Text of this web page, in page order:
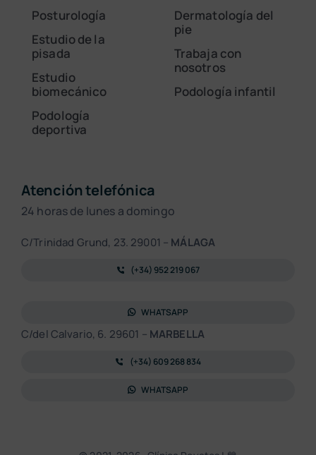
Posturología
Estudio de la
pisada
Estudio
biomecánico
Podología
deportiva
Dermatología del
pie
Trabaja con
nosotros
Podología infantil
Atención telefónica
24 horas de lunes a domingo
C/Trinidad Grund, 23. 29001 – MÁLAGA
(+34) 952 219 067
WHATSAPP
C/del Calvario, 6. 29601 – MARBELLA
(+34) 609 268 834
WHATSAPP